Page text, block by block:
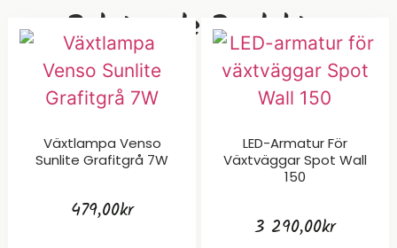
Relaterade Produkter
Växtlampa Venso
Sunlite Grafitgrå 7W
479,00kr
LED-Armatur För
Växtväggar Spot Wall
150
3 290,00kr